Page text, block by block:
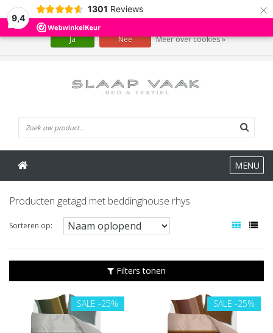
9,4
1301 Reviews ×
MENU
Producten getagd met beddinghouse rhys
Sorteren op:
Filters tonen
SALE -25% SALE -25%
Wij slaan cookies op om onze website te verbeteren. Is dat akkoord?
Ja Nee Meer over cookies »